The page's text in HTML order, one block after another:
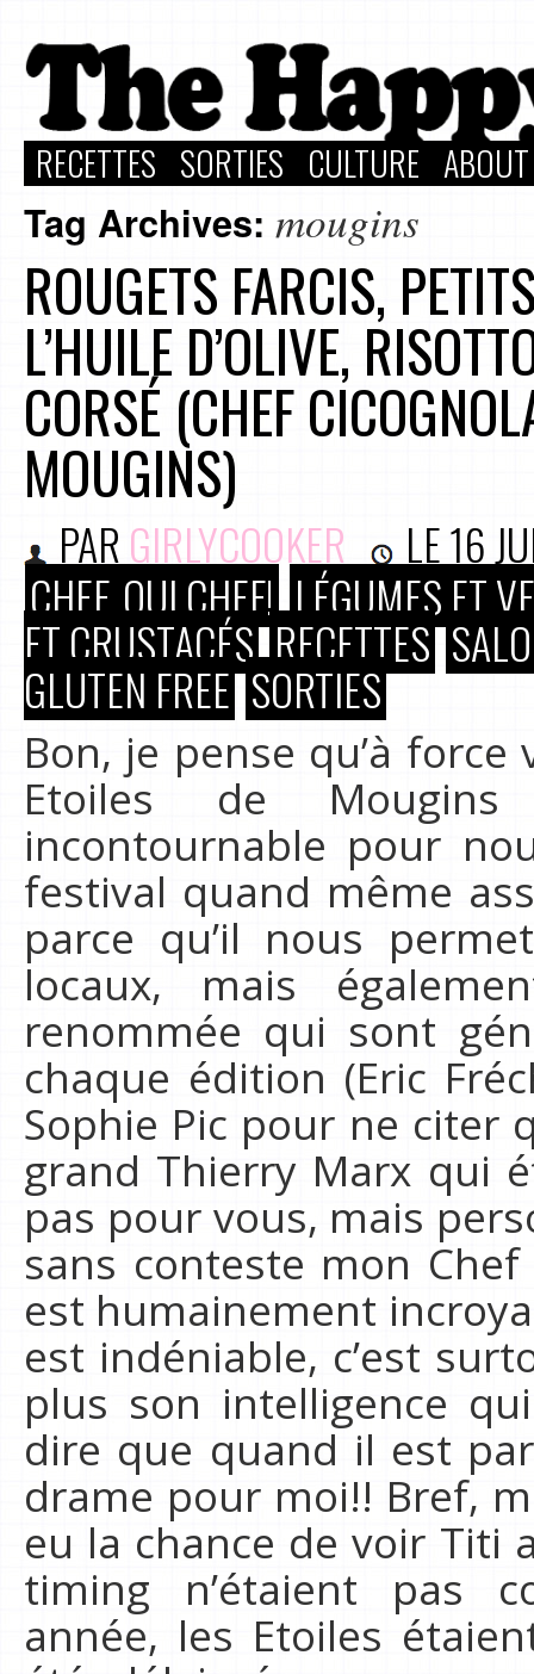
RECETTES SORTIES CULTURE
Tag Archives: mougins
ROUGETS FARCIS,
L’HUILE D’OLIVE,
CORSÉ (CHEF
MOUGINS)
PAR GIRLYCOOKER LE16
CHEF, OUI CHEF! LÉGUMES ET
ET CRUSTACÉS RECETTES
GLUTEN FREE SORTIES
Bon, je pense qu’à
Etoiles de
incontournable pour
festival quand même
parce qu’il nous
locaux, mais
renommée qui sont
chaque édition (Eric
Sophie Pic pour ne citer
grand Thierry Marx qui
pas pour vous, mais
sans conteste mon
est humainement
est indéniable, c’est
plus son intelligence
dire que quand il est
drame pour moi!! Bref,
eu la chance de voir Titi
timing n’étaient pas
année, les Etoiles